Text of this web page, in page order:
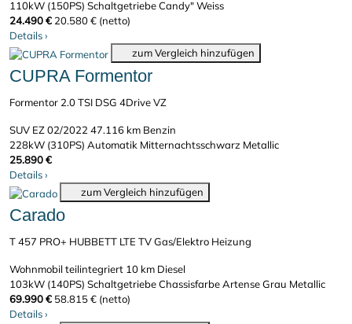
110kW (150PS) SchaltgetriebeCandy" Weiss
24.490 € 20.580 € (netto)
Details›
zum Vergleich hinzufügen
CUPRA Formentor
Formentor 2.0 TSI DSG 4Drive VZ
SUV EZ 02/202247.116 km Benzin
228kW (310PS) Automatik Mitternachtsschwarz Metallic
25.890 €
Details›
zum Vergleich hinzufügen
Carado
T 457 PRO+ HUBBETT LTE TV Gas/Elektro Heizung
Wohnmobil teilintegriert 10 km Diesel
103kW (140PS) SchaltgetriebeChassisfarbe Artense Grau Metallic
69.990 € 58.815 € (netto)
Details›